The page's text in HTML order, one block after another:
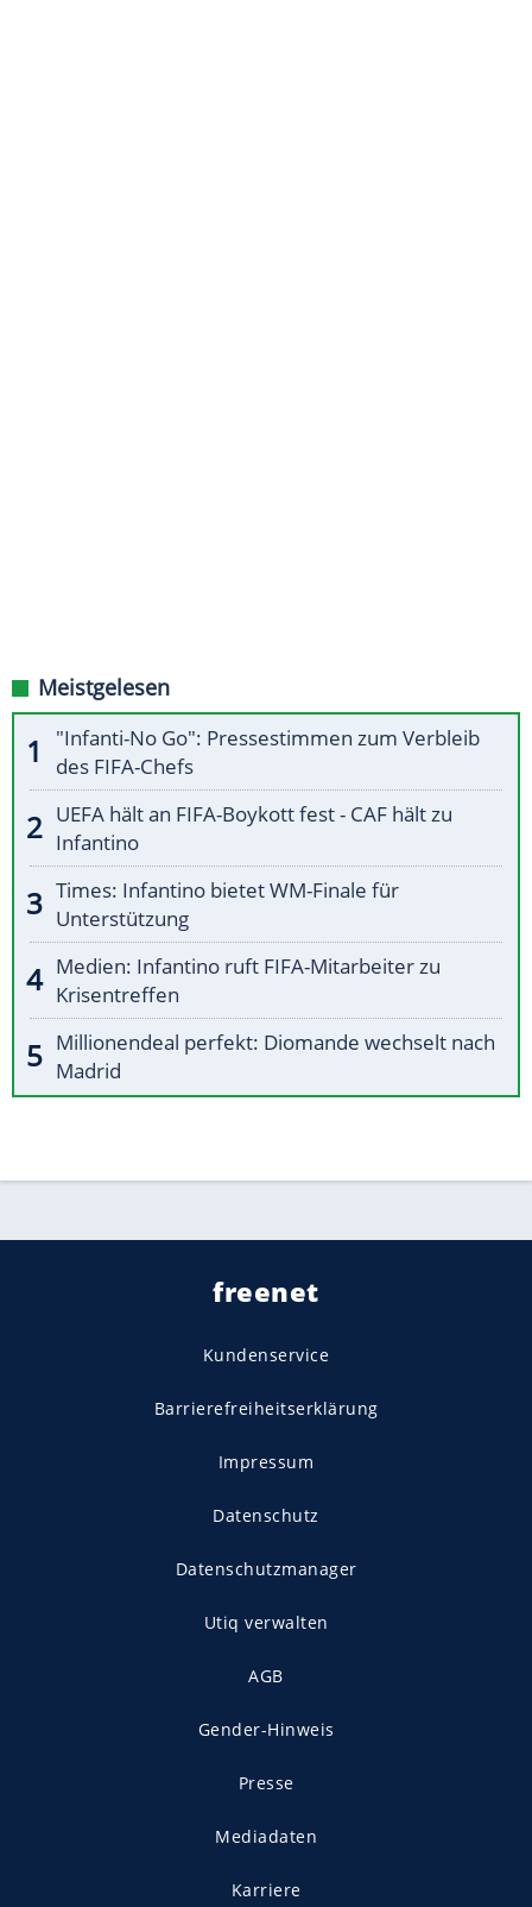
Meistgelesen
"Infanti-No Go": Pressestimmen zum Verbleib
des FIFA-Chefs
UEFA hält an FIFA-Boykott fest - CAF hält zu
Infantino
Times: Infantino bietet WM-Finale für
Unterstützung
Medien: Infantino ruft FIFA-Mitarbeiter zu
Krisentreffen
Millionendeal perfekt: Diomande wechselt nach
Madrid
freenet
Kundenservice
Barrierefreiheitserklärung
Impressum
Datenschutz
Datenschutzmanager
Utiq verwalten
AGB
Gender-Hinweis
Presse
Mediadaten
Karriere